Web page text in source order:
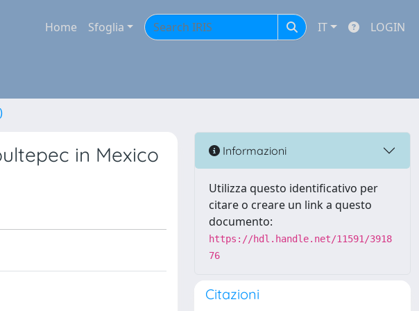
Home Sfoglia IT LOGIN
in Mexico Informazioni
Utilizza questo identificativo per
citare o creare un link a questo
documento:
https://hdl.handle.net/11591/3918
76
Citazioni